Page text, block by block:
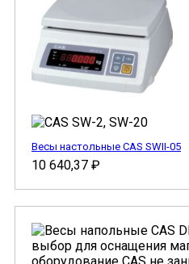
Весы настольные CAS SWII-05
10 640,37 ₽